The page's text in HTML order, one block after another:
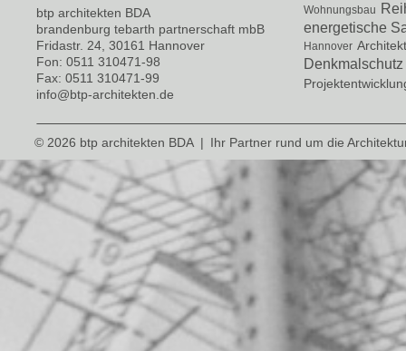
btp architekten BDA
brandenburg tebarth partnerschaft mbB
Fridastr. 24, 30161 Hannover
Fon: 0511 310471-98
Fax: 0511 310471-99
info@btp-architekten.de
Wohnungsbau
energetische
Hannover
Denkmalschutz
© 2026 btp architekten BDA | Ihr Partner rund um die